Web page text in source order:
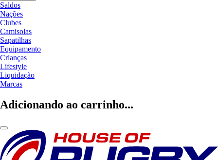
Saldos
Nações
Clubes
Camisolas
Sapatilhas
Equipamento
Crianças
Lifestyle
Liquidação
Marcas
Adicionando ao carrinho...